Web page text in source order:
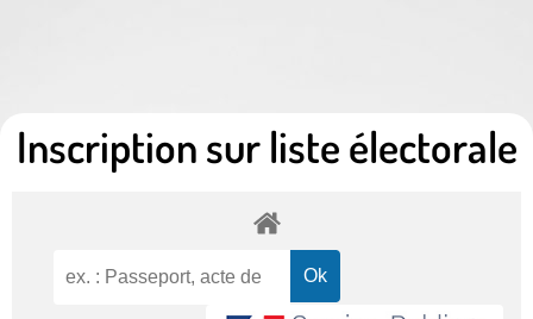
Inscription sur liste électorale